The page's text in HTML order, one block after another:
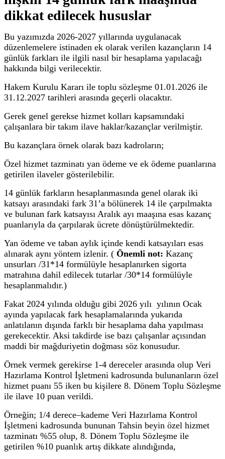
dikkat edilecek hususlar
Bu yazımızda 2026-2027 yıllarında uygulanacak
düzenlemelere istinaden ek olarak verilen kazançların 14
günlük farkları ile ilgili nasıl bir hesaplama yapılacağı
hakkında bilgi verilecektir.
Hakem Kurulu Kararı ile toplu sözleşme 01.01.2026 ile
31.12.2027 tarihleri arasında geçerli olacaktır.
Gerek genel gerekse hizmet kolları kapsamındaki
çalışanlara bir takım ilave haklar/kazançlar verilmiştir.
Bu kazançlara örnek olarak bazı kadroların;
Özel hizmet tazminatı yan ödeme ve ek ödeme puanlarına
getirilen ilaveler gösterilebilir.
14 günlük farkların hesaplanmasında genel olarak iki
katsayı arasındaki fark 31’a bölünerek 14 ile çarpılmakta
ve bulunan fark katsayısı Aralık ayı maaşına esas kazanç
puanlarıyla da çarpılarak ücrete dönüştürülmektedir.
Yan ödeme ve taban aylık içinde kendi katsayıları esas
alınarak aynı yöntem izlenir. ( Önemli not: Kazanç
unsurları /31*14 formülüyle hesaplanırken sigorta
matrahına dahil edilecek tutarlar /30*14 formülüyle
hesaplanmalıdır.)
Fakat 2024 yılında olduğu gibi 2026 yılı yılının Ocak
ayında yapılacak fark hesaplamalarında yukarıda
anlatılanın dışında farklı bir hesaplama daha yapılması
gerekecektir. Aksi takdirde ise bazı çalışanlar açısından
maddi bir mağduriyetin doğması söz konusudur.
Örnek vermek gerekirse 1-4 dereceler arasında olup Veri
Hazırlama Kontrol İşletmeni kadrosunda bulunanların özel
hizmet puanı 55 iken bu kişilere 8. Dönem Toplu Sözleşme
ile ilave 10 puan verildi.
Örneğin; 1/4 derece–kademe Veri Hazırlama Kontrol
İşletmeni kadrosunda bununan Tahsin beyin özel hizmet
tazminatı %55 olup, 8. Dönem Toplu Sözleşme ile
getirilen %10 puanlık artış dikkate alındığında,